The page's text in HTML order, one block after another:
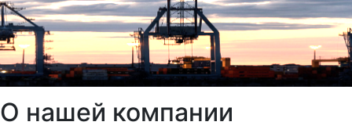
О нашей компании